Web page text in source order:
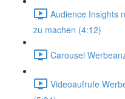
Audience Insights
zu machen (4:12)
Carousel
Videoaufrufe